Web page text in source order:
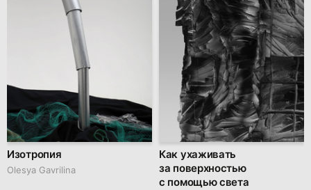
Изотропия
Olesya Gavrilina
Как ухаживать
за поверхностью
с помощью света